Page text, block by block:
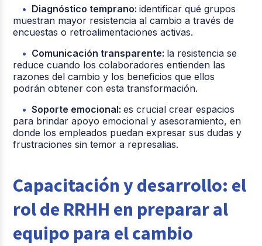
- Manejan
conflictos,
aplican el RIT
y previenen
riesgos
laborales.
profesionales
y anticipar las
necesidades
Nivel de
intervención
Contacto
directo con
los empleados
general,
mesas
directivas y
Diagnóstico temprano:identificar qué grupos
muestran mayor resistencia al cambio a través de
encuestas o retroalimentaciones activas.
Comunicación transparente: la resistencia se
reduce cuando los colaboradores entienden las
razones del cambio y los beneficios que ellos
podrán obtener con esta transformación.
Soporte emocional:es crucial crear espacios
para brindar apoyo emocional y asesoramiento, en
donde los empleados puedan expresar sus dudas y
frustraciones sin temor a represalias.
Capacitación y desarrollo: el
rol de RRHH en preparar al
equipo para el cambio